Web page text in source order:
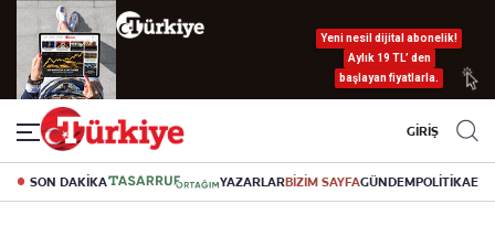
Yeni nesil dijital abonelik!
Aylık 19 TL’ den
başlayan fiyatlarla.
GİRİŞ
SON DAKİKA YAZARLARBİZİM SAYFAGÜNDEMPOLİTİKA